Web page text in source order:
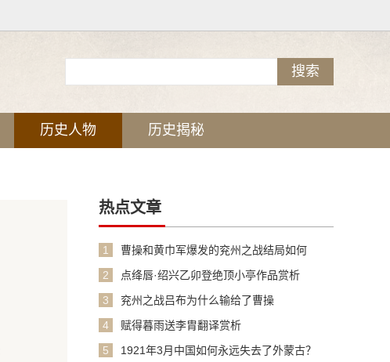
历史人物 历史揭秘
热点文章
1
曹操和黄巾军爆发的兖州之战结局如何
2
点绛唇·绍兴乙卯登绝顶小亭作品赏析
3
兖州之战吕布为什么输给了曹操
4
赋得暮雨送李胄翻译赏析
5
1921年3月中国如何永远失去了外蒙古？